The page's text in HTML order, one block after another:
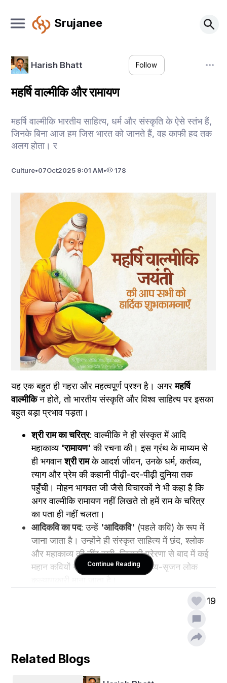
Srujanee
Harish Bhatt Follow
महर्षि वाल्मीकि और रामायण
महर्षि वाल्मीकि भारतीय साहित्य, धर्म और संस्कृति के ऐसे स्तंभ हैं,
जिनके बिना आज हम जिस भारत को जानते हैं, वह काफी हद तक
अलग होता। र
Culture•07Oct2025 9:01 AM• 178
यह एक बहुत ही गहरा और महत्वपूर्ण प्रश्न है। अगर महर्षि
वाल्मीकि न होते, तो भारतीय संस्कृति और विश्व साहित्य पर इसका
बहुत बड़ा प्रभाव पड़ता।
श्री राम का चरित्र: वाल्मीकि ने ही संस्कृत में आदि
महाकाव्य 'रामायण' की रचना की। इस ग्रंथ के माध्यम से
ही भगवान श्री राम के आदर्श जीवन, उनके धर्म, कर्तव्य,
त्याग और प्रेम की कहानी पीढ़ी-दर-पीढ़ी दुनिया तक
पहुँची। मोहन भागवत जी जैसे विचारकों ने भी कहा है कि
अगर वाल्मीकि रामायण नहीं लिखते तो हमें राम के चरित्र
का पता ही नहीं चलता।
आदिकवि का पद: उन्हें 'आदिकवि' (पहले कवि) के रूप में
जाना जाता है। उन्होंने ही संस्कृत साहित्य में छंद, श्लोक
और महाकाव्य की नींव रखी, जिसकी प्रेरणा से बाद में कई
महान कवियों ने रचनाएं कीं। उनका काव्य-सृजन लोक
मानव मूल्यों
राजनीति, मित्रता, बंधुत्व और बलिदान जैसे शाश्वत मूल्यों
व्यापकता और प्रभाव कम हो जाता।
Continue Reading
19
Related Blogs